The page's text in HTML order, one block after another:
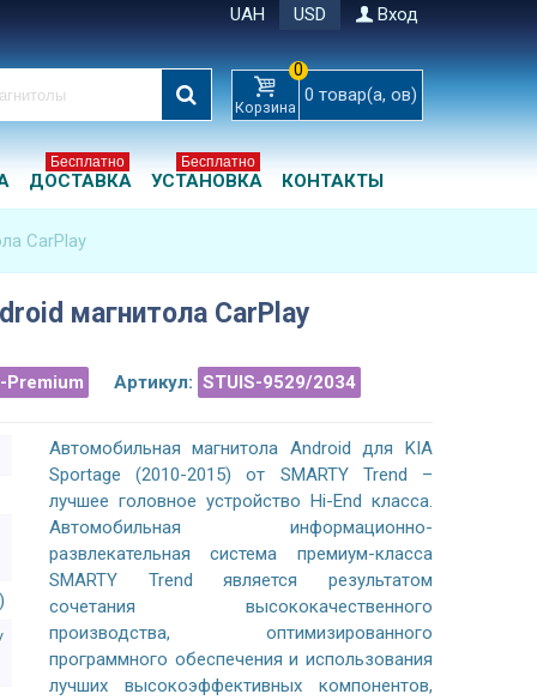
UAH USD Вход
Корзина
0
0 товар(а, ов)
ДОСТАВКА
Бесплатно
УСТАНОВКА
Бесплатно
КОНТАКТЫ
CarPlay
магнитола CarPlay
Premium Артикул: STUIS-9529/2034
Автомобильная магнитола Android для KIA
Sportage (2010-2015) от SMARTY Trend –
лучшее головное устройство Hi-End класса.
Автомобильная информационно-
развлекательная система премиум-класса
SMARTY Trend является результатом
сочетания высококачественного
производства, оптимизированного
программного обеспечения и использования
лучших высокоэффективных компонентов,